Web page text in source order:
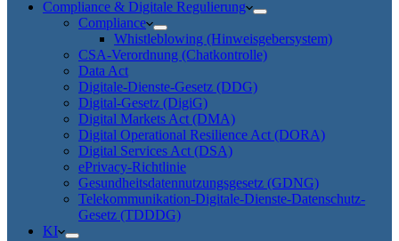
Compliance & Digitale Regulierung
Compliance
Whistleblowing (Hinweisgebersystem)
CSA-Verordnung (Chatkontrolle)
Data Act
Digitale-Dienste-Gesetz (DDG)
Digital-Gesetz (DigiG)
Digital Markets Act (DMA)
Digital Operational Resilience Act (DORA)
Digital Services Act (DSA)
ePrivacy-Richtlinie
Gesundheitsdatennutzungsgesetz (GDNG)
Telekommunikation-Digitale-Dienste-Datenschutz-
Gesetz (TDDDG)
KI